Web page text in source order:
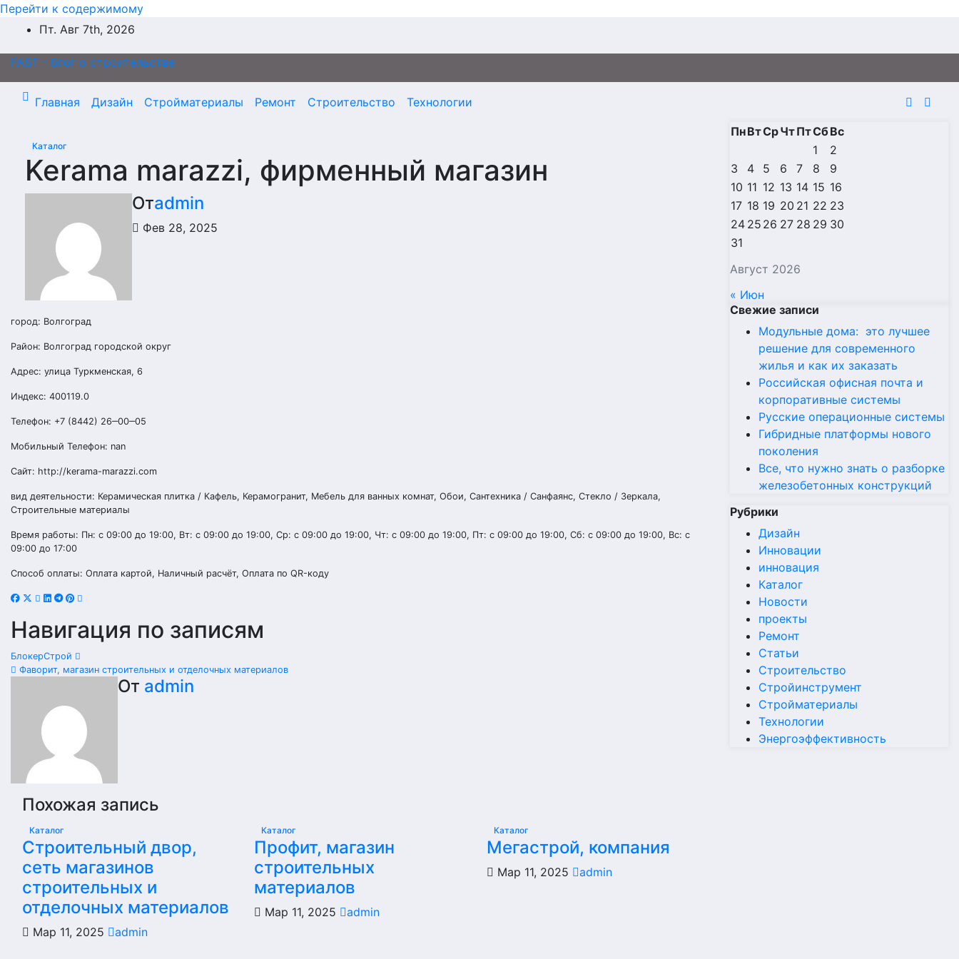
Перейти к содержимому
Пт. Авг 7th, 2026
FAST - блог о строительстве
Главная Дизайн Стройматериалы Ремонт Строительство Технологии
Каталог
Kerama marazzi, фирменный магазин
Отadmin
Фев 28, 2025
город: Волгоград
Район: Волгоград городской округ
Адрес: улица Туркменская, 6
Индекс: 400119.0
Телефон: +7 (8442) 26‒00‒05
Мобильный Телефон: nan
Сайт: http://kerama-marazzi.com
вид деятельности: Керамическая плитка / Кафель, Керамогранит, Мебель для ванных комнат, Обои, Сантехника / Санфаянс, Стекло / Зеркала,
Строительные материалы
Время работы: Пн: с 09:00 до 19:00, Вт: с 09:00 до 19:00, Ср: с 09:00 до 19:00, Чт: с 09:00 до 19:00, Пт: с 09:00 до 19:00, Сб: с 09:00 до 19:00, Вс: с
09:00 до 17:00
Способ оплаты: Оплата картой, Наличный расчёт, Оплата по QR-коду
Навигация по записям
БлокерСтрой
Фаворит, магазин строительных и отделочных материалов
От admin
Похожая запись
Каталог
Строительный двор,
сеть магазинов
строительных и
отделочных материалов
Мар 11, 2025 admin
Каталог
Профит, магазин
строительных
материалов
Мар 11, 2025 admin
Каталог
Мегастрой, компания
Мар 11, 2025 admin
Август 2026
ПнВтСрЧтПтСбВс
1
2
3
4 5 6 7 8
9
10 11 12 13 14 15 16
17 18 19 20 21 22 23
24 25 26 27 28 29 30
31
« Июн
Свежие записи
Модульные дома: это лучшее
решение для современного
жилья и как их заказать
Российская офисная почта и
корпоративные системы
Русские операционные системы
Гибридные платформы нового
поколения
Все, что нужно знать о разборке
железобетонных конструкций
Рубрики
Дизайн
Инновации
инновация
Каталог
Новости
проекты
Ремонт
Статьи
Строительство
Стройинструмент
Стройматериалы
Технологии
Энергоэффективность